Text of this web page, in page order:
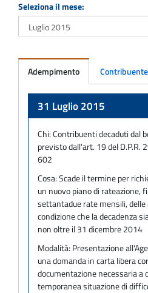
Seleziona il mese:
Adempimento Contribuente
31 Luglio 2015
Chi:Contribuenti decaduti dal
previsto dall'art. 19 del D.P.R.
602
Cosa:Scade il termine per
un nuovo piano di rateazione,
settantadue rate mensili,
condizione che la decadenza
non oltre il 31 dicembre 2014
Modalità: Presentazione
una domanda in carta libera
documentazione necessaria a
temporanea situazione di